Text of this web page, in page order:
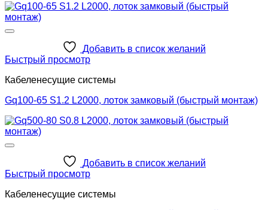
Добавить в список желаний
Быстрый просмотр
Кабеленесущие системы
Gq100-65 S1.2 L2000, лоток замковый (быстрый монтаж)
Добавить в список желаний
Быстрый просмотр
Кабеленесущие системы